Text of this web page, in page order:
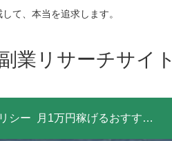
て、本当を追求します。
業リサーチサイト
シー 月1万円稼げるおすすめの副業8選！効率よく稼ぐためにやるべきことは？